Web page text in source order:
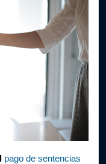
pago de sentencias